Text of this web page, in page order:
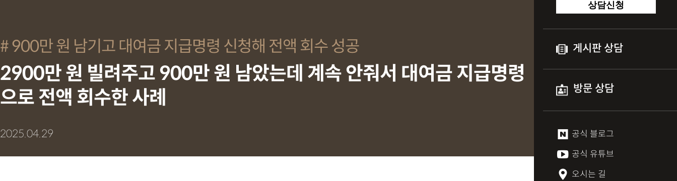
상담신청
게시판 상담
방문 상담
공식 블로그
공식 유튜브
오시는 길
900만 원 남기고 대여금 지급명령 신청해 전액 회수 성공
2900만 원 빌려주고 900만 원 남았는데 계속 안줘서 대여금 지급명령
으로 전액 회수한 사례
2025.04.29